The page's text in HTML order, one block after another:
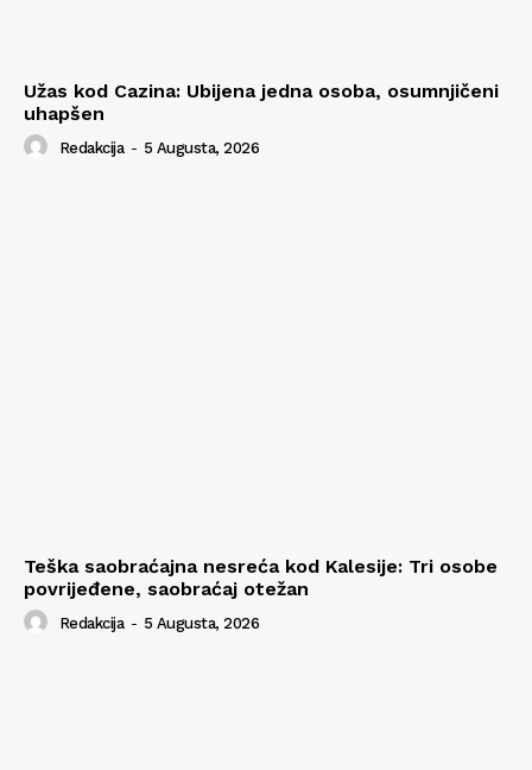
Užas kod Cazina: Ubijena jedna osoba, osumnjičeni
uhapšen
Redakcija - 5 Augusta, 2026
Teška saobraćajna nesreća kod Kalesije: Tri osobe
povrijeđene, saobraćaj otežan
Redakcija - 5 Augusta, 2026